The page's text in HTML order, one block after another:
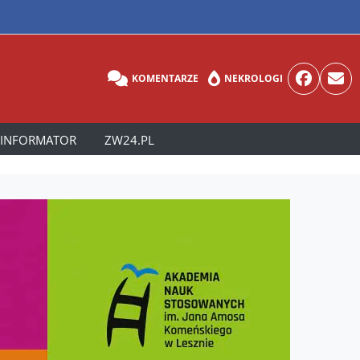
KOMENTARZE NEKROLOGI
INFORMATOR ZW24.PL